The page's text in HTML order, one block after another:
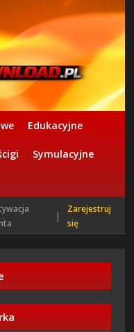
Edukacyjne
Symulacyjne
|
Zarejestruj
się